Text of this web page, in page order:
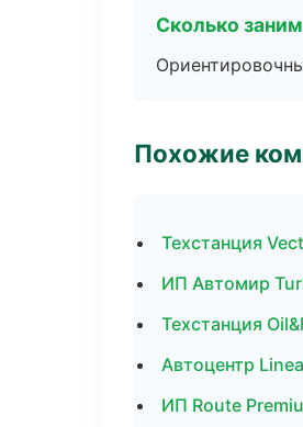
Сколько
Похожие
Техстанция
ИП Автомир
Техстанция
Автоцентр
ИП Route